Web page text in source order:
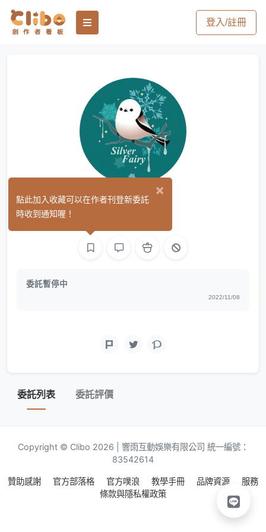
登入/註冊
BINKO
委託暫停中
2022/11/08
委託列表 委託評價
Copyright © Clibo 2026 | 響雨互動娛樂有限公司 統一編號：
83542614
贊助感謝 官方部落格 官方噗浪 教學手冊 品牌資源
服務
條款與隱私權政策
×
點此加入收藏可以在作者刊登新委託
時收到通知喔！